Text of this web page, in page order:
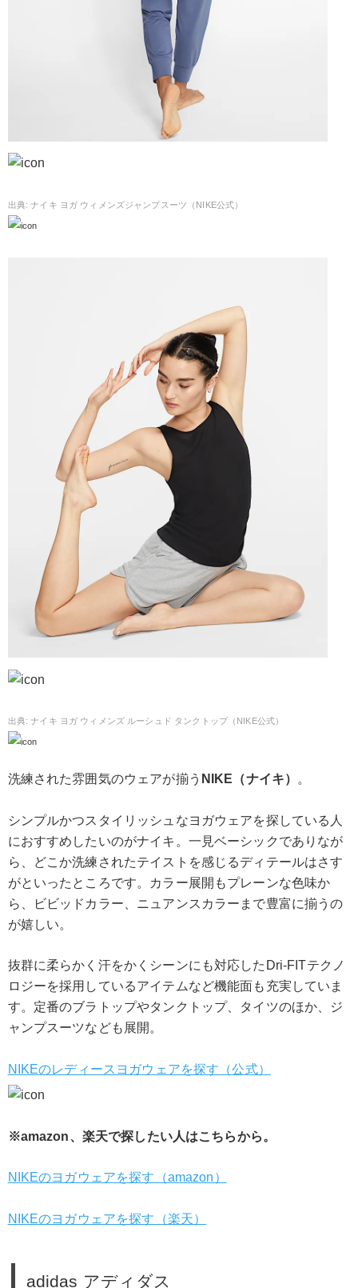
ナイキ ヨガ ウィメンズジャンプスーツ（NIKE公式）
ナイキ ヨガ ウィメンズ ルーシュド タンクトップ（NIKE公式）
洗練された雰囲気のウェアが揃う NIKE（ナイキ） 。
シンプルかつスタイリッシュなヨガウェアを探している人
におすすめしたいのがナイキ。一見ベーシックでありなが
ら、どこか洗練されたテイストを感じるディテールはさす
がといったところです。カラー展開もプレーンな色味か
ら、ビビッドカラー、ニュアンスカラーまで豊富に揃うの
が嬉しい。
抜群に柔らかく汗をかくシーンにも対応したDri-FITテクノ
ロジーを採用しているアイテムなど機能面も充実していま
す。定番のブラトップやタンクトップ、タイツのほか、ジ
ャンプスーツなども展開。
NIKEのレディースヨガウェアを探す（公式）
※amazon、楽天で探したい人はこちらから。
NIKEのヨガウェアを探す（amazon）
NIKEのヨガウェアを探す（楽天）
adidas アディダス